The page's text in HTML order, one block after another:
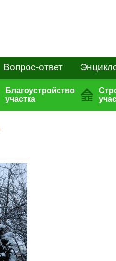
Вопрос-ответ
Благоустройство
участка